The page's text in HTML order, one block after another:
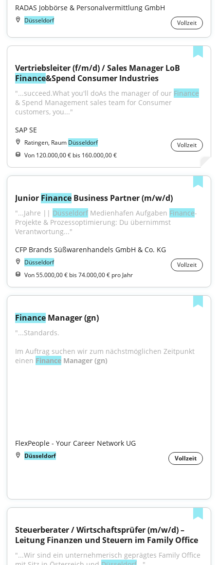
RADAS Jobbörse & Personalvermittlung GmbH
Düsseldorf Vollzeit
Finance&Spend Consumer Industries
"...succeed.What you'll doAs the manager of our Finance
& Spend Management sales team for Consumer
customers, you..."
SAP SE
Ratingen, Raum Düsseldorf
Vollzeit
Von 120.000,00 € bis 160.000,00 €
Junior Finance Business Partner (m/w/d)
"...Jahre || Düsseldorf Medienhafen Aufgaben Finance-
Projekte & Prozessoptimierung: Du übernimmst
Verantwortung..."
CFP Brands Süßwarenhandels GmbH & Co. KG
Düsseldorf
Vollzeit
Von 55.000,00 € bis 74.000,00 € pro Jahr
Finance Manager (gn)
"...Standards.
Im Auftrag suchen wir zum nächstmöglichen Zeitpunkt
einen Finance Manager (gn)
FlexPeople - Your Career Network UG
Düsseldorf Vollzeit
Steuerberater / Wirtschaftsprüfer (m/w/d) –
Leitung Finanzen und Steuern im Family Office
"...Wir sind ein unternehmerisch geprägtes Family Office